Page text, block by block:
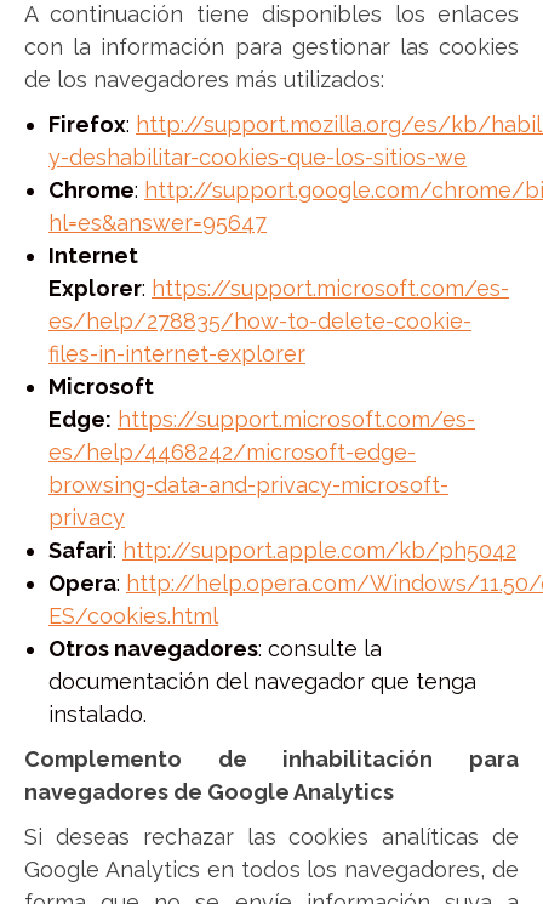
A continuación tiene disponibles los enlaces
con la información para gestionar las cookies
de los navegadores más utilizados:
Firefox: http://support.mozilla.org/es/kb/
y-deshabilitar-cookies-que-los-sitios-we
Chrome: http://support.google.com/chrome/
hl=es&answer=95647
Internet
Explorer: https://support.microsoft.com/es-
es/help/278835/how-to-delete-cookie-
files-in-internet-explorer
Microsoft
Edge: https://support.microsoft.com/es-
es/help/4468242/microsoft-edge-
browsing-data-and-privacy-microsoft-
privacy
Safari: http://support.apple.com/kb/ph5042
Opera: http://help.opera.com/Windows/
ES/cookies.html
Otros navegadores: consulte la
documentación del navegador que tenga
instalado.
Complemento de inhabilitación para
navegadores de Google Analytics
Si deseas rechazar las cookies analíticas de
Google Analytics en todos los navegadores, de